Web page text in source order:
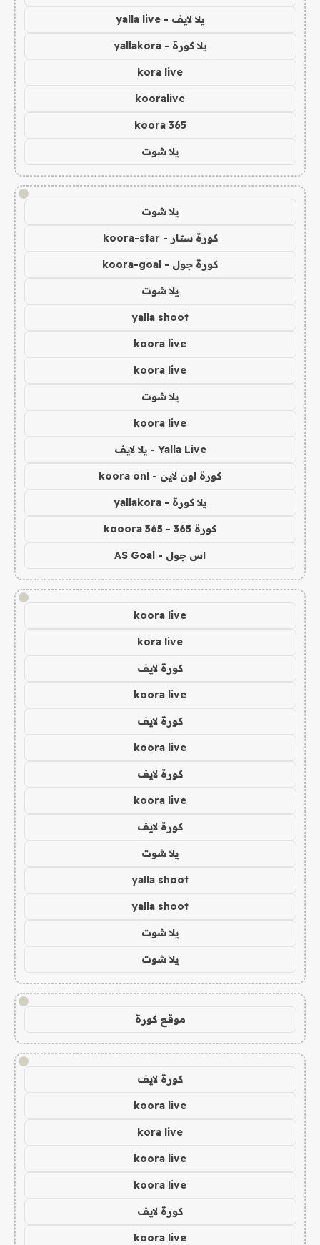
يلا لايف - yalla live
يلا كورة - yallakora
kora live
kooralive
koora 365
يلا شوت
!
يلا شوت
كورة ستار - koora-star
كورة جول - koora-goal
يلا شوت
yalla shoot
koora live
koora live
يلا شوت
koora live
Yalla Live - يلا لايف
كورة اون لاين - koora onl
يلا كورة - yallakora
كورة 365 - kooora 365
اس جول - AS Goal
!
koora live
kora live
كورة لايف
koora live
كورة لايف
koora live
كورة لايف
koora live
كورة لايف
يلا شوت
yalla shoot
yalla shoot
يلا شوت
يلا شوت
!
موقع كورة
!
كورة لايف
koora live
kora live
koora live
koora live
كورة لايف
koora live